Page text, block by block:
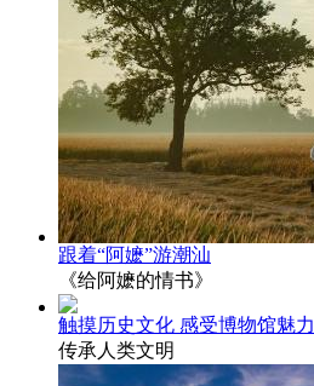
跟着“阿嬷”游潮汕
《给阿嬷的情书》
触摸历史文化 感受博物馆魅力
传承人类文明